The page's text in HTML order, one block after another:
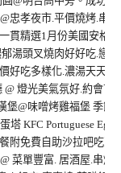
忠孝夜市.平價燒烤.串
貫精選1月份美國安格
湯頭叉燒肉好好吃.戀
好吃多樣化.濃湯天天
@ 燈光美氣氛好.約會
堡@味噌烤雞福堡 季
塔 KFC Portuguese Egg
附免費自助沙拉吧吃到
菜單豐富. 居酒屋.串